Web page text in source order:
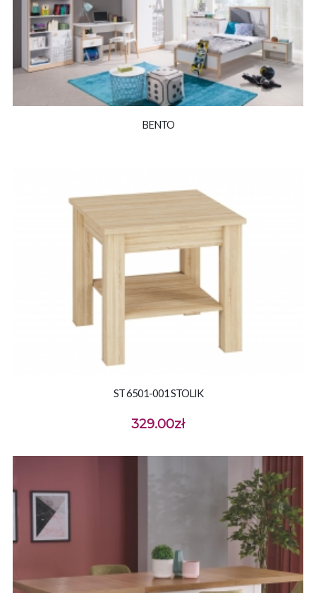
BENTO
ST 6501-001 STOLIK
329.00zł